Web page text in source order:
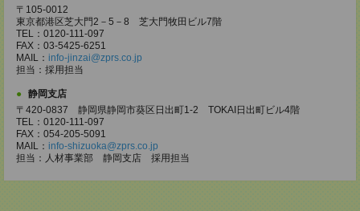
〒105-0012
東京都港区芝大門2－5－8 芝大門牧田ビル7階
TEL：0120-111-097
FAX：03-5425-6251
MAIL： info-jinzai@zprs.co.jp
担当：採用担当
静岡支店
〒420-0837 静岡県静岡市葵区日出町1-2 TOKAI日出町ビル4階
TEL：0120-111-097
FAX：054-205-5091
MAIL： info-shizuoka@zprs.co.jp
担当：人材事業部 静岡支店 採用担当